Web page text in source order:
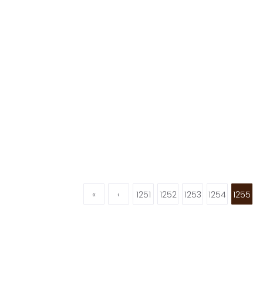
« ‹ 1251 1252 1253 1254 1255